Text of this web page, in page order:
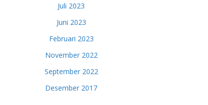
Juli 2023
Juni 2023
Februari 2023
November 2022
September 2022
Desember 2017